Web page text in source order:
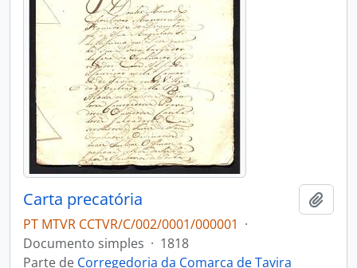
Carta precatória
PT MTVR CCTVR/C/002/0001/000001 ·
Documento simples · 1818
Parte de Corregedoria da Comarca de Tavira